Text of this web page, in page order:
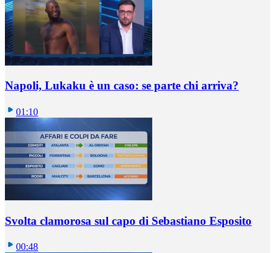
Napoli, Lukaku è un caso: se parte chi arriva?
01:10
Svolta clamorosa sul capo di Sebastiano Esposito
00:48